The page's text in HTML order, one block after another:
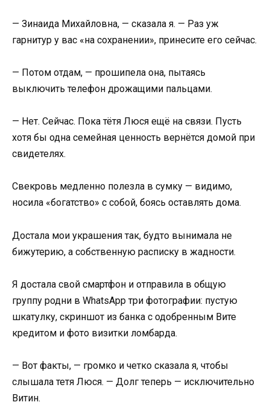
— Зинаида Михайловна, — сказала я. — Раз уж
гарнитур у вас «на сохранении», принесите его сейчас.
— Потом отдам, — прошипела она, пытаясь
выключить телефон дрожащими пальцами.
— Нет. Сейчас. Пока тётя Люся ещё на связи. Пусть
хотя бы одна семейная ценность вернётся домой при
свидетелях.
Свекровь медленно полезла в сумку — видимо,
носила «богатство» с собой, боясь оставлять дома.
Достала мои украшения так, будто вынимала не
бижутерию, а собственную расписку в жадности.
Я достала свой смартфон и отправила в общую
группу родни в WhatsApp три фотографии: пустую
шкатулку, скриншот из банка с одобренным Вите
кредитом и фото визитки ломбарда.
— Вот факты, — громко и четко сказала я, чтобы
слышала тетя Люся. — Долг теперь — исключительно
Витин.